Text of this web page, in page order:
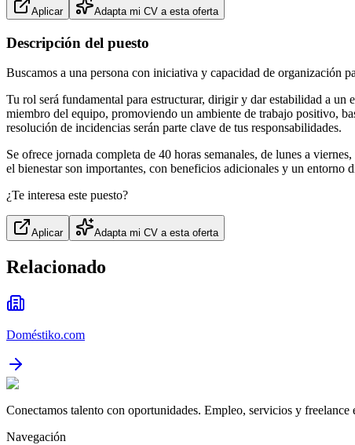
Aplicar Adapta mi CV a esta oferta
Descripción del puesto
Buscamos a una persona con iniciativa y capacidad de organización
Tu rol será fundamental para estructurar, dirigir y dar estabilidad a
miembro del equipo, promoviendo un ambiente de trabajo positivo,
resolución de incidencias serán parte clave de tus responsabilidades.
Se ofrece jornada completa de 40 horas semanales, de lunes a
el bienestar son importantes, con beneficios adicionales y un entorno
¿Te interesa este puesto?
Aplicar Adapta mi CV a esta oferta
Relacionado
Doméstiko.com
Conectamos talento con oportunidades. Empleo, servicios y freelance
Navegación